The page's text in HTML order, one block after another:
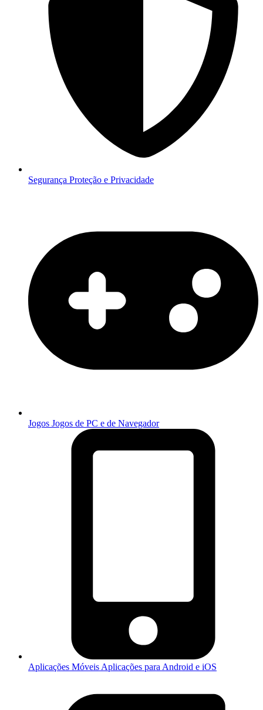
Segurança Proteção e Privacidade
Jogos Jogos de PC e de Navegador
Aplicações Móveis Aplicações para Android e iOS